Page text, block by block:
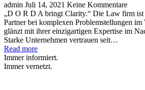
admin Juli 14, 2021 Keine Kommentare
„D O R D A bringt Clarity.“ Die Law firm ist
Partner bei komplexen Problemstellungen im
glänzt mit ihrer einzigartigen Expertise im
Starke Unternehmen vertrauen seit…
Read more
Immer informiert.
Immer vernetzt.